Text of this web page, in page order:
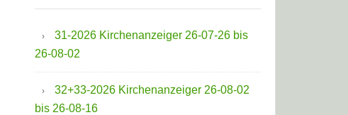
31-2026 Kirchenanzeiger 26-07-26 bis
26-08-02
32+33-2026 Kirchenanzeiger 26-08-02
bis 26-08-16